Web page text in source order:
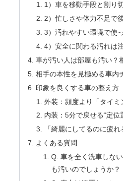
1）車を移動手段と割り
2）忙しさや体力不足で
3）汚れやすい環境で使
4）安全に関わる汚れは
車が汚い人は部屋も汚い？
相手の本性を見極める車内
印象を良くする車の整え方
外装：頻度より「タイミ
内装：5分で戻せる“定位
「綺麗にしてるのに疲
よくある質問
Q. 車を全く洗車しな
も汚いのでしょうか？